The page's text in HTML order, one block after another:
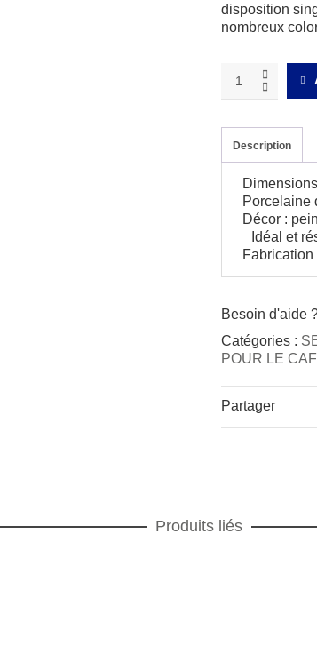
disposition
nombreux
vert
quantity
Description
Porcelaine
Décor :
Idéal et
Fabrication
Besoin d'aide
Catégories :
POUR LE
Partager
Produits liés